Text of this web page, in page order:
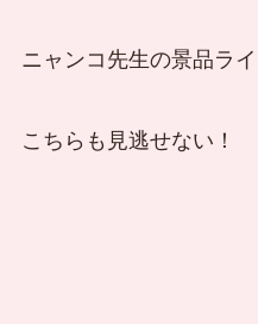
ニャンコ先生の景品ラ
こちらも見逃せない！